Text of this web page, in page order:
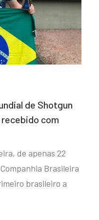
de Shotgun
recebido com
de apenas 22
Brasileira
brasileiro a